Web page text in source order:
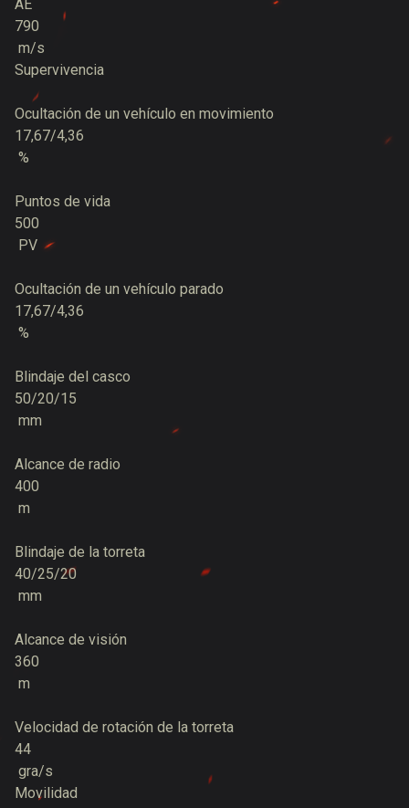
AE
790
m/s
Supervivencia
Ocultación de un vehículo en movimiento
17,67/4,36
%
Puntos de vida
500
PV
Ocultación de un vehículo parado
17,67/4,36
%
Blindaje del casco
50/20/15
mm
Alcance de radio
400
m
Blindaje de la torreta
40/25/20
mm
Alcance de visión
360
m
Velocidad de rotación de la torreta
44
gra/s
Movilidad